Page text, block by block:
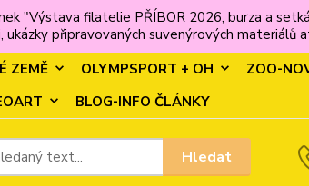
"Výstava filatelie PŘÍBOR 2026, burza a
připravovaných suvenýrových
ZEMĚ OLYMPSPORT + OH
ZOO-
BLOG-INFO ČLÁNKY
Hledat